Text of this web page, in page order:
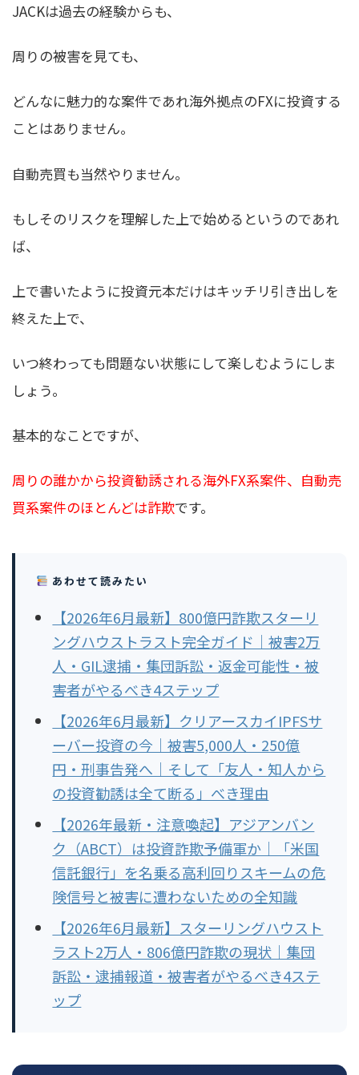
JACKは過去の経験からも、
周りの被害を見ても、
どんなに魅力的な案件であれ海外拠点のFXに投資する
ことはありません。
自動売買も当然やりません。
もしそのリスクを理解した上で始めるというのであれ
ば、
上で書いたように投資元本だけはキッチリ引き出しを
終えた上で、
いつ終わっても問題ない状態にして楽しむようにしま
しょう。
基本的なことですが、
周りの誰かから投資勧誘される海外FX系案件、自動売
買系案件のほとんどは詐欺です。
あわせて読みたい
【2026年6月最新】800億円詐欺スターリ
ングハウストラスト完全ガイド｜被害2万
人・GIL逮捕・集団訴訟・返金可能性・被
害者がやるべき4ステップ
【2026年6月最新】クリアースカイIPFSサ
ーバー投資の今｜被害5,000人・250億
円・刑事告発へ｜そして「友人・知人から
の投資勧誘は全て断る」べき理由
【2026年最新・注意喚起】アジアンバン
ク（ABCT）は投資詐欺予備軍か｜「米国
信託銀行」を名乗る高利回りスキームの危
険信号と被害に遭わないための全知識
【2026年6月最新】スターリングハウスト
ラスト2万人・806億円詐欺の現状｜集団
訴訟・逮捕報道・被害者がやるべき4ステ
ップ